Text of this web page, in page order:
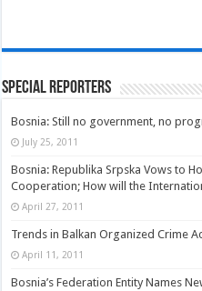
Special Reporters
Bosnia: Still no government, no
July 25, 2011
Bosnia: Republika Srpska Vows to
Cooperation; How will the
April 27, 2011
Trends in Balkan Organized Crime
April 11, 2011
Bosnia’s Federation Entity Names